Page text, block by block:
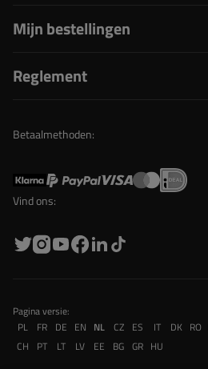
Mijn bestellingen
Reglement
Betaalmethoden:
Vind ons:
Pagina versie:
PL
FR DE EN NL CZ ES IT DK RO
CH
PT LT LV EE BG GR HU